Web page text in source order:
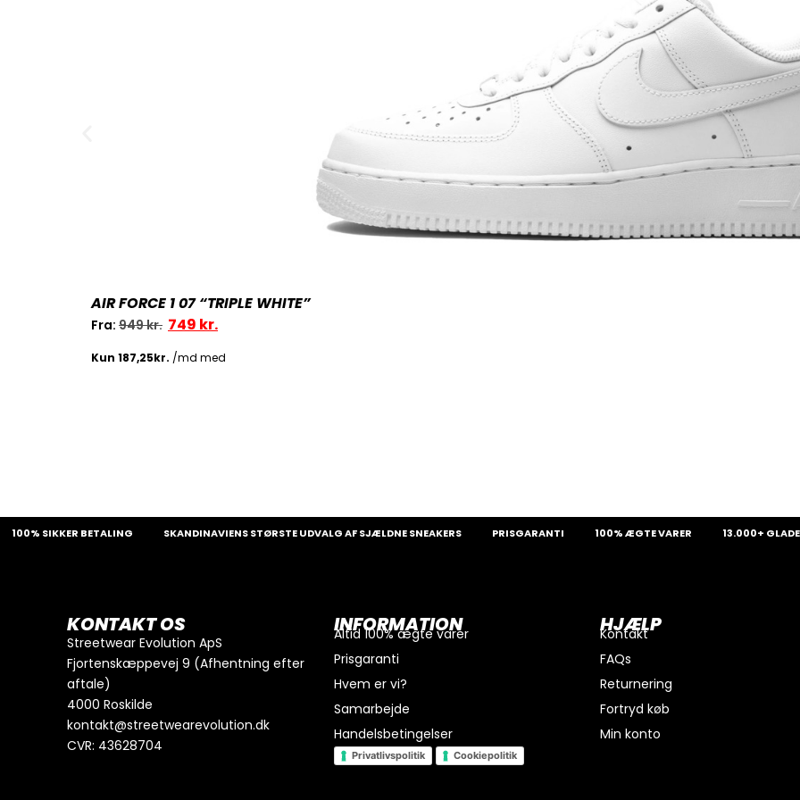
GÅ TIL BETALING
AIR FORCE 1 07 “TRIPLE WHITE”
Fra: 949kr. 749 kr.
SIKKER BETALING SKANDINAVIENS STØRSTE UDVALG AF SJÆLDNE SNEAKERS PRISGARANTI 100% ÆGTE VARER 13.000+ GLADE
KONTAKT OS
Streetwear Evolution ApS
Fjortenskæppevej 9 (Afhentning efter
aftale)
4000 Roskilde
kontakt@streetwearevolution.dk
CVR: 43628704
INFORMATION
Altid 100% ægte varer
Prisgaranti
Hvem er vi?
Samarbejde
Handelsbetingelser
Privatlivspolitik Cookiepolitik
HJÆLP
Kontakt
FAQs
Returnering
Fortryd køb
Min konto